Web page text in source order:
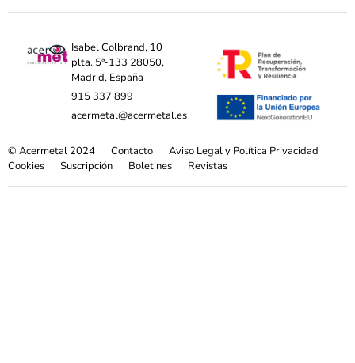
Isabel Colbrand, 10
plta. 5ª-133 28050,
Madrid, España
915 337 899
acermetal@acermetal.es
© Acermetal 2024 Contacto
Aviso Legal y Política Privacidad
Cookies
Suscripción Boletines Revistas